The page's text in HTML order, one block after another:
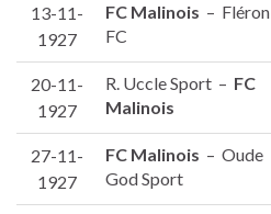
13-11-
1927
FC Malinois – Fléron
FC
20-11-
1927
R. Uccle Sport – FC
Malinois
27-11-
1927
FC Malinois – Oude
God Sport